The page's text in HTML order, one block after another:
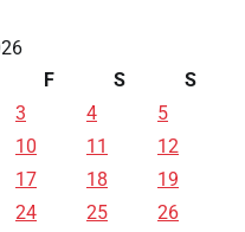
F S
S
3 4
5
10 11
12
17 18
19
24 25
26